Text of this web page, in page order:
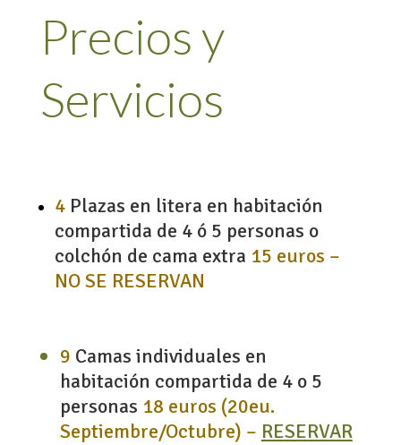
Precios y
Servicios
4Plazas en litera en habitación
compartida de 4 ó 5 personas o
colchón de cama extra 15 euros –
NO SE RESERVAN
9 Camas individuales en
habitación compartida de 4 o 5
personas 18 euros (20eu.
Septiembre/Octubre) – RESERVAR